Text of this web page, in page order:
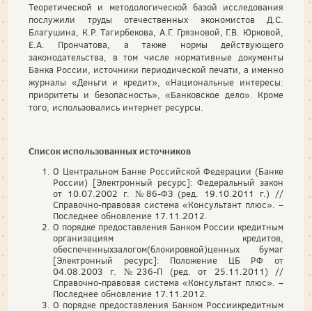
Теоретической и методологической базой исследования
послужили труды отечественных экономистов Д.С.
Благушина, К.Р. Тагирбекова, А.Г. Грязновой, Г.В. Юрковой,
Е.А. Прончатова, а также нормы действующего
законодательства, в том числе нормативные документы
Банка России, источники периодической печати, а именно
журналы «Деньги и кредит», «Национальные интересы:
приоритеты и безопасность», «Банковское дело». Кроме
того, использовались интернет ресурсы.
Список использованных источников
О Центральном Банке Российской Федерации (Банке
России) [Электронный ресурс]: Федеральный закон
от 10.07.2002 г. №86-ФЗ (ред. 19.10.2011 г.) //
Справочно-правовая система «Консультант плюс». –
Последнее обновление 17.11.2012.
О порядке предоставления Банком России кредитным
организациям кредитов,
обеспеченныхзалогом(блокировкой)ценных бумаг
[Электронный ресурс]: Положение ЦБ РФ от
04.08.2003 г. №236-П (ред. от 25.11.2011) //
Справочно-правовая система «Консультант плюс». –
Последнее обновление 17.11.2012.
О порядке предоставления Банком Россиикредитным